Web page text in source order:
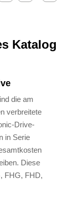
Katalog
die am
verbreitete
Drive-
in Serie
Diese
FHG, FHD,